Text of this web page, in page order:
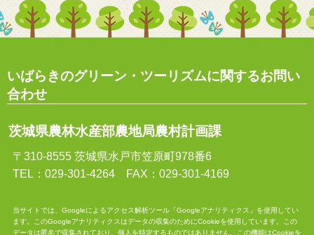
いばらきのグリーン・ツーリズムに関するお問い
合わせ
茨城県農林水産部農地局農村計画課
〒310-8555 茨城県水戸市笠原町978番6
TEL：029-301-4264 FAX：029-301-4169
当サイトでは、Googleによるアクセス解析ツール「Googleアナリティクス」を使用してい
ます。このGoogleアナリティクスはデータの収集のためにCookieを使用しています。この
データは匿名で収集されており、個人を特定するものではありません。この機能はCookieを